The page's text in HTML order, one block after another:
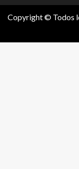
Copyright © Todos